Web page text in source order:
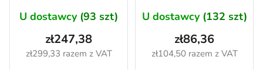
1/2", 72 ks
U dostawcy (93 szt)
zł299,33 razem z VAT
zł247,38
AH6767
U dostawcy (132 szt)
zł104,50 razem z VAT
zł86,36